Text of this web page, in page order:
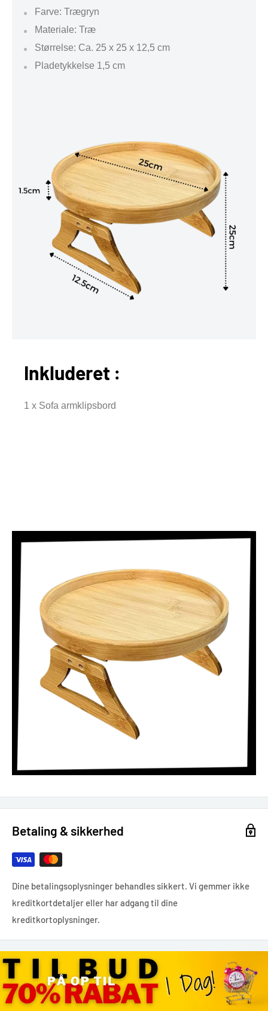
Farve: Trægryn
Materiale: Træ
Størrelse: Ca. 25 x 25 x 12,5 cm
Pladetykkelse 1,5 cm
Inkluderet :
1 x Sofa armklipsbord
Betaling & sikkerhed
Dine betalingsoplysninger behandles sikkert. Vi gemmer ikke
kreditkortdetaljer eller har adgang til dine
kreditkortoplysninger.